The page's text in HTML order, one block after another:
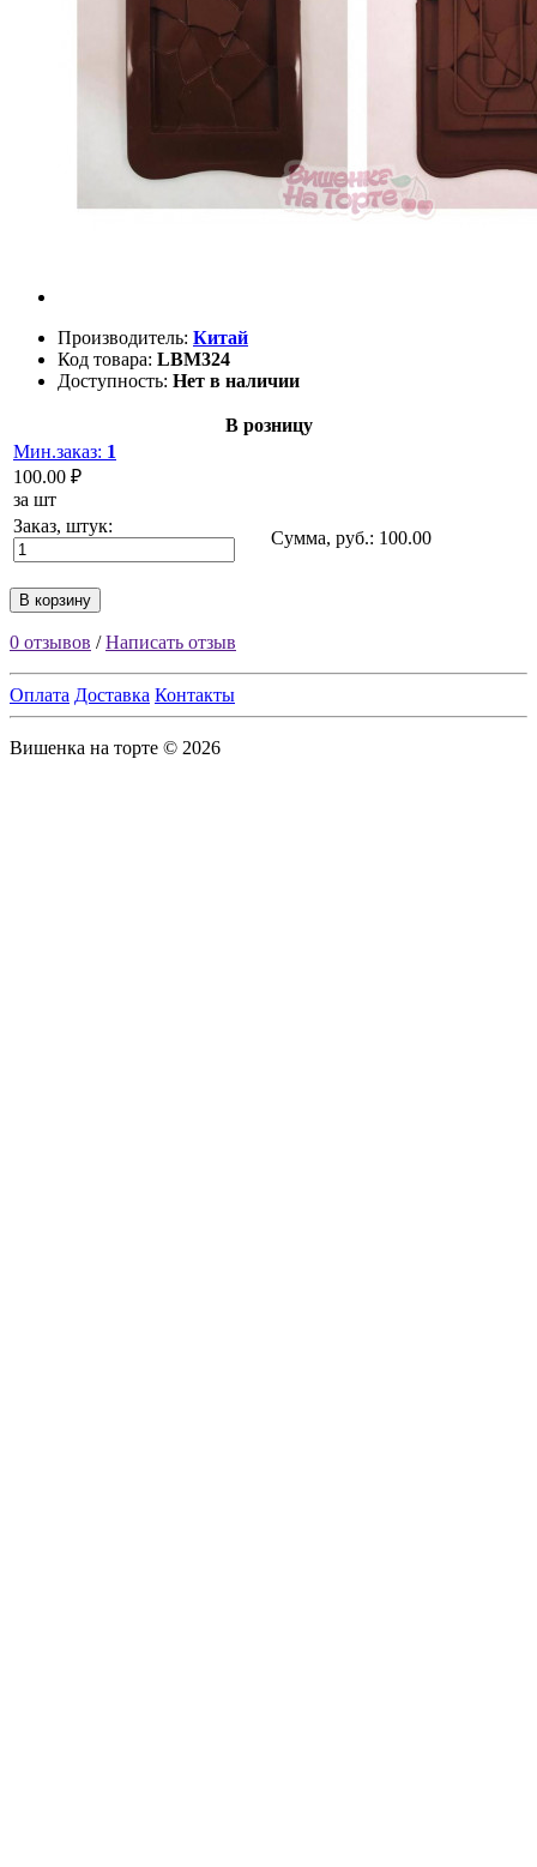
Производитель: Китай
Код товара: LBM324
Доступность: Нет в наличии
В розницу
Мин.заказ: 1
100.00 ₽
за шт
Заказ, штук:
Сумма, руб.: 100.00
В корзину
0 отзывов /Написать отзыв
Оплата Доставка Контакты
Вишенка на торте © 2026